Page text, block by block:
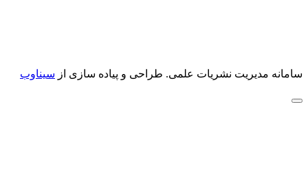
سامانه مدیریت نشریات علمی. طراحی و پیاده سازی از سیناوب